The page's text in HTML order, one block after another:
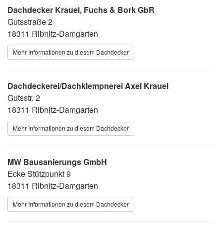
Dachdecker Krauel, Fuchs & Bork GbR
Gutsstraße 2
18311 Ribnitz-Damgarten
Mehr Informationen zu diesem Dachdecker
Dachdeckerei/Dachklempnerei Axel Krauel
Gutsstr. 2
18311 Ribnitz-Damgarten
Mehr Informationen zu diesem Dachdecker
MW Bausanierungs GmbH
Ecke Stützpunkt 9
18311 Ribnitz-Damgarten
Mehr Informationen zu diesem Dachdecker